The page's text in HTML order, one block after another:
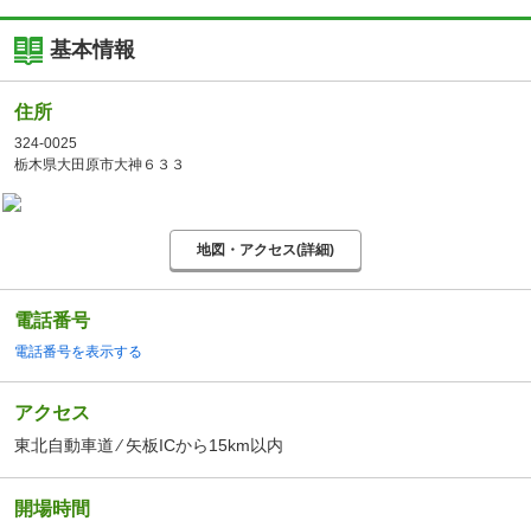
基本情報
住所
324-0025
栃木県大田原市大神６３３
地図・アクセス(詳細)
電話番号
電話番号を表示する
アクセス
東北自動車道 ⁄ 矢板ICから15km以内
開場時間